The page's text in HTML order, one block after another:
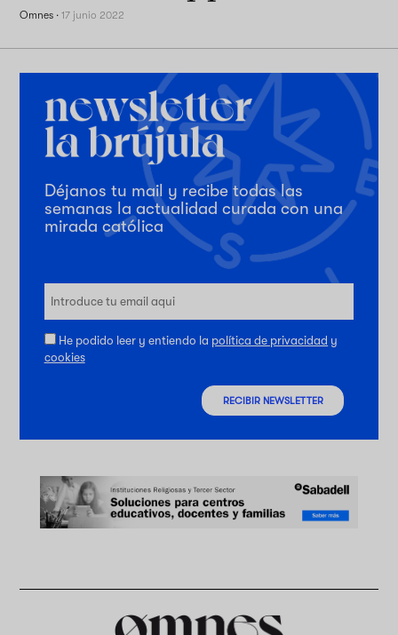
Omnes ·17 junio 2022
Déjanos tu mail y recibe todas las
semanas la actualidad curada con una
mirada católica
He podido leer y entiendo la política de privacidad y
cookies
RECIBIR NEWSLETTER